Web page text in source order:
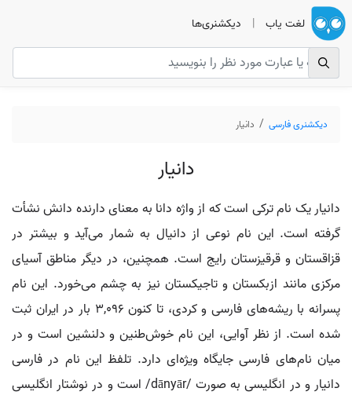
لغت یاب | دیکشنری‌ها
دیکشنری فارسی دانیار
دانیار
دانیار یک نام ترکی است که از واژه دانا به معنای دارنده دانش نشأت
گرفته است. این نام نوعی از دانیال به شمار می‌آید و بیشتر در
قزاقستان و قرقیزستان رایج است. همچنین، در دیگر مناطق آسیای
مرکزی مانند ازبکستان و تاجیکستان نیز به چشم می‌خورد. این نام
پسرانه با ریشه‌های فارسی و کردی، تا کنون 3,096 بار در ایران ثبت
شده است. از نظر آوایی، این نام خوش‌طنین و دلنشین است و در
میان نام‌های فارسی جایگاه ویژه‌ای دارد. تلفظ این نام در فارسی
دانیار و در انگلیسی به صورت /dānyār/ است و در نوشتار انگلیسی